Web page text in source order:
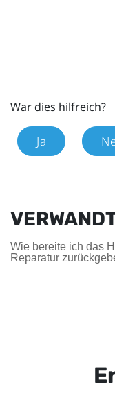
War dies hilfreich?
Ja
Wie bereite ich das
Reparatur